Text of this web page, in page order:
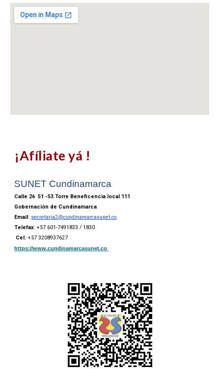
¡Afíliate yá !
SUNET Cundinamarca
Calle 26 51 -53 Torre Beneficencia local 111
Gobernación de Cundinamarca
Email: secretaria2@cundinamarcasunet.co
Telefax: +57 601-7491833 / 1830
Cel: +57 3208937627
https://www.cundinamarcasunet.co